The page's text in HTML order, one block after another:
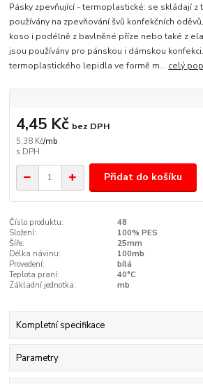
Pásky zpevňující - termoplastické: se skládají z
používány na zpevňování švů konfekčních
koso i podélně z bavlněné příze nebo také z
jsou používány pro pánskou i dámskou
termoplastického lepidla ve formě m... celý
5,38 Kč/mb
4,45 Kč bez DPH
Přidat do košíku
Číslo produktu:
48
Složení:
100% PES
Šíře:
25mm
Délka návinu:
100mb
Provedení:
bílá
Teplota praní:
40°C
Základní jednotka:
mb
Kompletní specifikace
Parametry